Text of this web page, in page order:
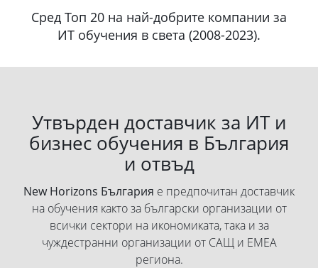
Сред Топ 20 на най-добрите компании за
ИТ обучения в света (2008-2023).
Утвърден доставчик за ИТ и
бизнес обучения в България
и отвъд
New Horizons България е предпочитан доставчик
на обучения както за български организации от
всички сектори на икономиката, така и за
чуждестранни организации от САЩ и EMEA
региона.